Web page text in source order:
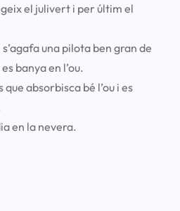
el julivert i per últim el
una pilota ben gran de
banya en l’ou.
absorbisca bé l’ou i es
en la nevera.